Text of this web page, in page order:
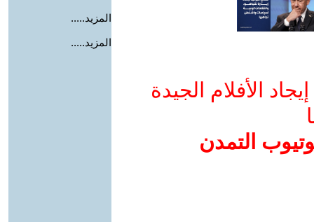
الأفلام الجيدة
التمدن
المزيد.....
المزيد.....